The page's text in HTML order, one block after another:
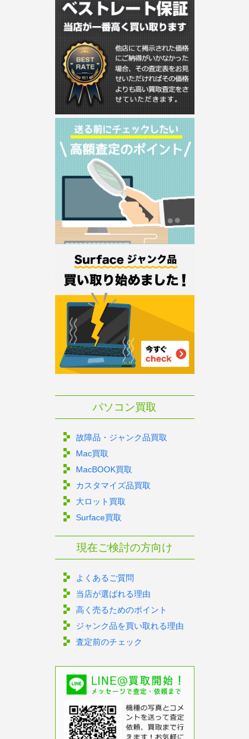
パソコン買取
故障品・ジャンク品買取
Mac買取
MacBOOK買取
カスタマイズ品買取
大ロット買取
Surface買取
現在ご検討の方向け
よくあるご質問
当店が選ばれる理由
高く売るためのポイント
ジャンク品を買い取れる理由
査定前のチェック